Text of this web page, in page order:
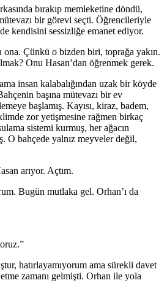
bırakıp memleketine döndü,
bir görevi seçti. Öğrencileriyle
kendisini sessizliğe emanet ediyor.
Çünkü o bizden biri, toprağa yakın.
Onu Hasan’dan öğrenmek gerek.
insan kalabalığından uzak bir köyde
başına mütevazı bir ev
başlamış. Kayısı, kiraz, badem,
zor yetişmesine rağmen birkaç
sistemi kurmuş, her ağacın
O bahçede yalnız meyveler değil,
arıyor. Açtım.
Bugün mutlaka gel. Orhan’ı da
hatırlayamıyorum ama sürekli davet
zamanı gelmişti. Orhan ile yola